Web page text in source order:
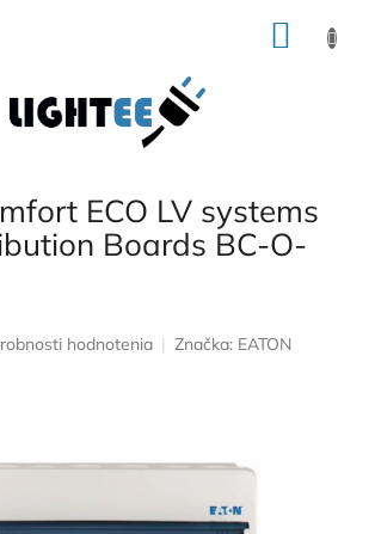
ECO LV systems
Boards BC-O-
hodnotenia Značka: EATON